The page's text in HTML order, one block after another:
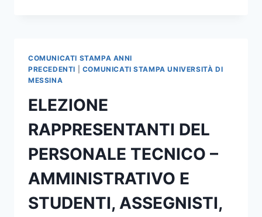
DELLA
OF
VETERINARY
ANATOMISTS
COMUNICATI STAMPA ANNI
PRECEDENTI
COMUNICATI STAMPA UNIVERSITÀ DI
MESSINA
ELEZIONE
RAPPRESENTANTI DEL
PERSONALE TECNICO –
AMMINISTRATIVO E
STUDENTI, ASSEGNISTI,